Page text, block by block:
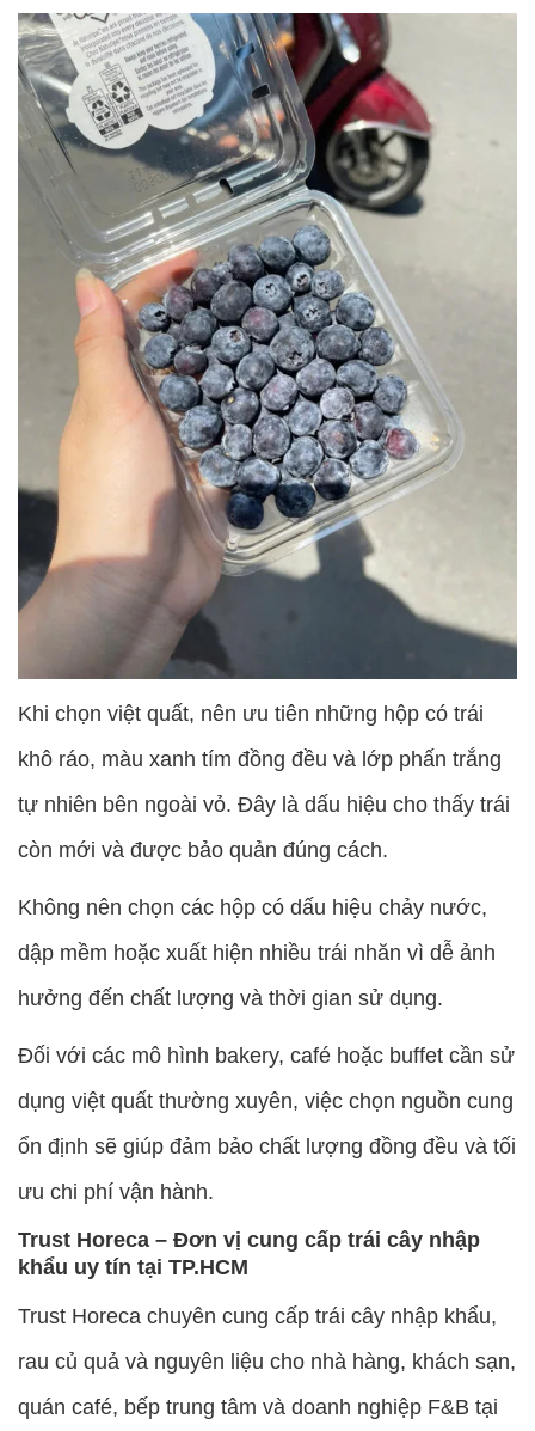
Khi chọn việt quất, nên ưu tiên những hộp có trái
khô ráo, màu xanh tím đồng đều và lớp phấn trắng
tự nhiên bên ngoài vỏ. Đây là dấu hiệu cho thấy trái
còn mới và được bảo quản đúng cách.
Không nên chọn các hộp có dấu hiệu chảy nước,
dập mềm hoặc xuất hiện nhiều trái nhăn vì dễ ảnh
hưởng đến chất lượng và thời gian sử dụng.
Đối với các mô hình bakery, café hoặc buffet cần sử
dụng việt quất thường xuyên, việc chọn nguồn cung
ổn định sẽ giúp đảm bảo chất lượng đồng đều và tối
ưu chi phí vận hành.
Trust Horeca – Đơn vị cung cấp trái cây nhập
khẩu uy tín tại TP.HCM
Trust Horeca chuyên cung cấp trái cây nhập khẩu,
rau củ quả và nguyên liệu cho nhà hàng, khách sạn,
quán café, bếp trung tâm và doanh nghiệp F&B tại